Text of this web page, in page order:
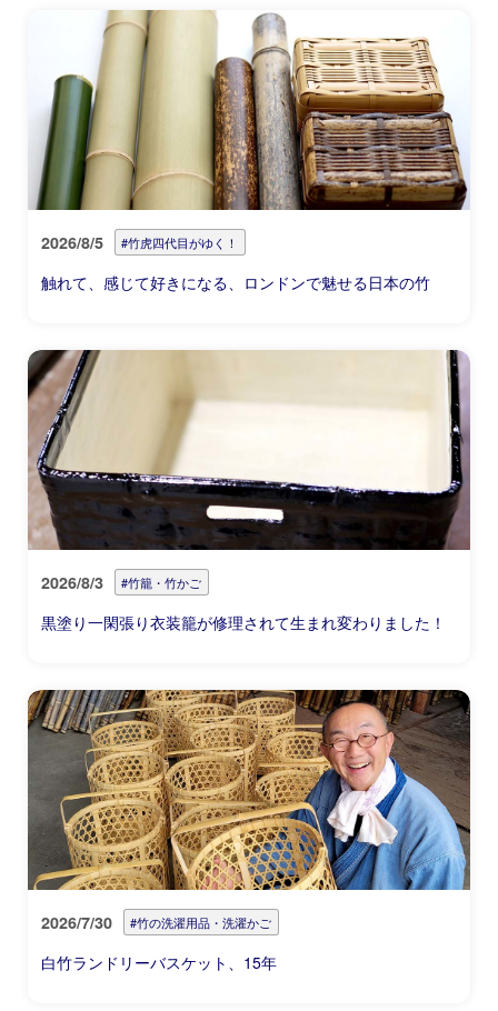
2026/8/5 #竹虎四代目がゆく！
触れて、感じて好きになる、ロンドンで魅せる日本の竹
2026/8/3 #竹籠・竹かご
黒塗り一閑張り衣装籠が修理されて生まれ変わりました！
2026/7/30 #竹の洗濯用品・洗濯かご
白竹ランドリーバスケット、15年